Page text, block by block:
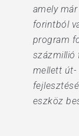
amely
forintból
program
százmillió
mellett út-
eszköz